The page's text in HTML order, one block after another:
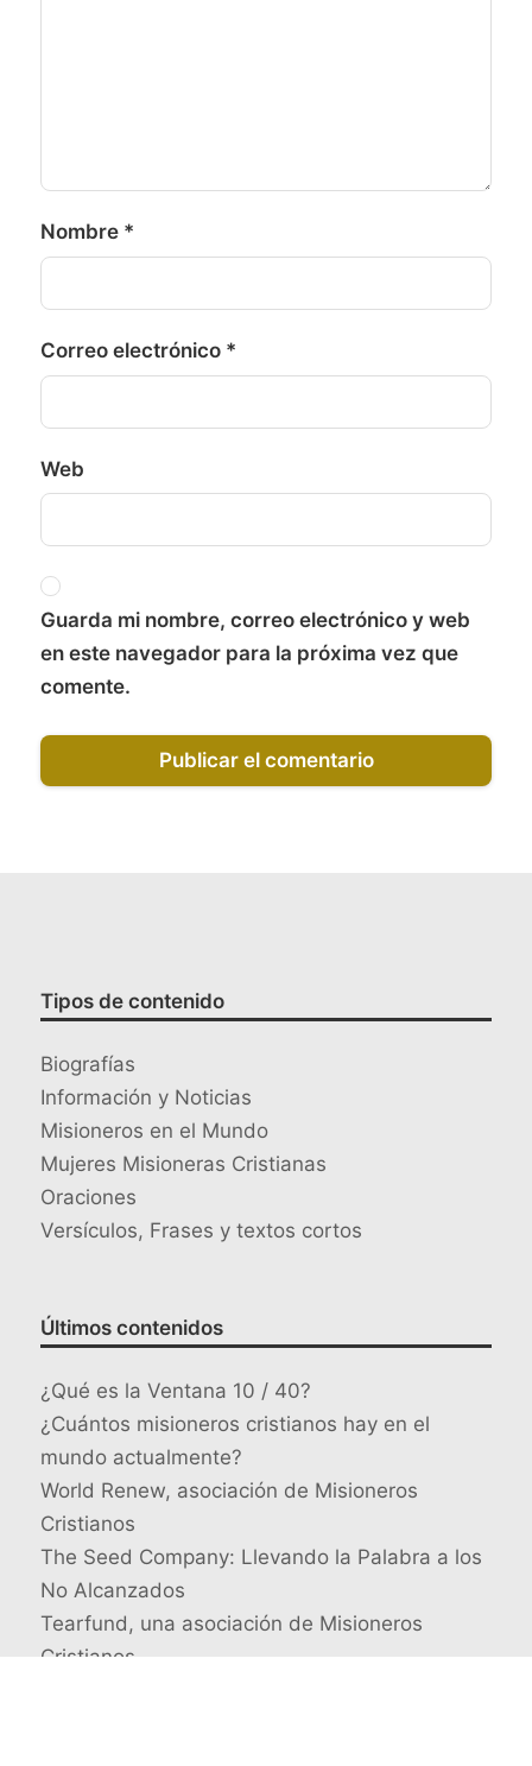
Nombre *
Correo electrónico *
Web
Guarda mi nombre, correo electrónico y web
en este navegador para la próxima vez que
comente.
Tipos de contenido
Biografías
Información y Noticias
Misioneros en el Mundo
Mujeres Misioneras Cristianas
Oraciones
Versículos, Frases y textos cortos
Últimos contenidos
¿Qué es la Ventana 10 / 40?
¿Cuántos misioneros cristianos hay en el
mundo actualmente?
World Renew, asociación de Misioneros
Cristianos
The Seed Company: Llevando la Palabra a los
No Alcanzados
Tearfund, una asociación de Misioneros
Cristianos